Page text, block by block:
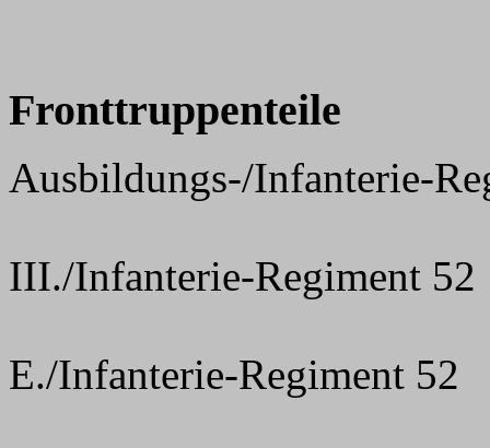
Fronttruppenteile
Ausbildungs-/Infanterie-
III./Infanterie-Regiment 52
E./Infanterie-Regiment 52